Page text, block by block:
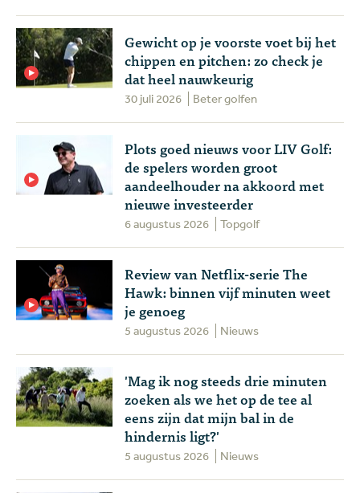
Gewicht op je voorste voet bij het
chippen en pitchen: zo check je
dat heel nauwkeurig
30 juli 2026 Beter golfen
Plots goed nieuws voor LIV Golf:
de spelers worden groot
aandeelhouder na akkoord met
nieuwe investeerder
6 augustus 2026 Topgolf
Review van Netflix-serie The
Hawk: binnen vijf minuten weet
je genoeg
5 augustus 2026 Nieuws
'Mag ik nog steeds drie minuten
zoeken als we het op de tee al
eens zijn dat mijn bal in de
hindernis ligt?'
5 augustus 2026 Nieuws